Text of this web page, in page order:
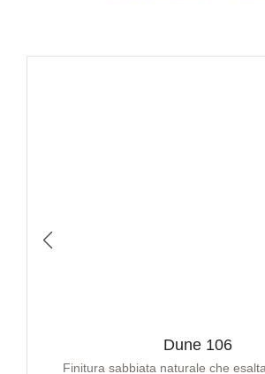
Dune 106
Finitura sabbiata naturale che